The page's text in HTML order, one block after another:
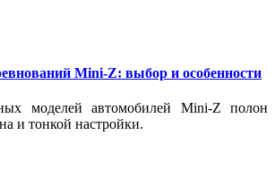
Mini-Z: выбор и особенности
моделей автомобилей Mini-Z полон
и тонкой настройки.